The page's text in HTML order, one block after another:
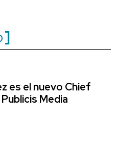
es el nuevo Chief
Media